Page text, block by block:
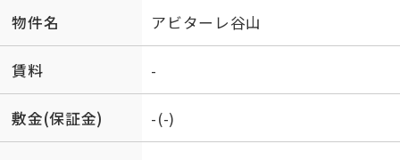
物件名 アビターレ谷山
賃料 -
敷金(保証金) -(-)